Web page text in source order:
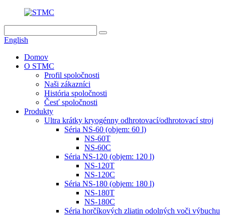
English
Domov
O STMC
Profil spoločnosti
Naši zákazníci
História spoločnosti
Česť spoločnosti
Produkty
Ultra krátky kryogénny odhrotovací/odhrotovací stroj
Séria NS-60 (objem: 60 l)
NS-60T
NS-60C
Séria NS-120 (objem: 120 l)
NS-120T
NS-120C
Séria NS-180 (objem: 180 l)
NS-180T
NS-180C
Séria horčíkových zliatin odolných voči výbuchu